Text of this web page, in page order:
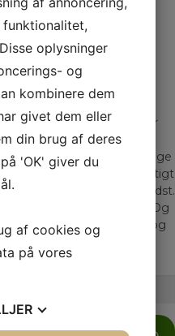
Gadeberg
end 20 års erfaring og
Jacob og Peter
end blot et job – det er
livsstil.
at der findes lige så mange
biler. Derfor er det vigtigt
dig og dine behov allerbedst.
end blot kroner og øre. Og
vejledning, tryghed og
funktionalitet,
oplysninger
og
kombinere dem
givet dem eller
din brug af deres
'OK' giver du
af cookies og
på vores